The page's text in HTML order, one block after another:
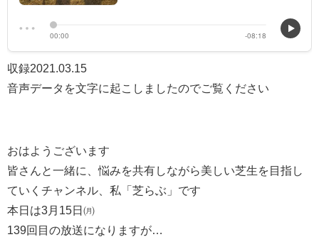
収録2021.03.15
音声データを文字に起こしましたのでご覧ください
おはようございます
皆さんと一緒に、悩みを共有しながら美しい芝生を目指し
ていくチャンネル、私「芝らぶ」です
本日は3月15日㈪
139回目の放送になりますが…